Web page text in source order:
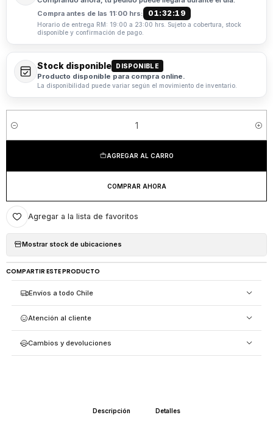
Compra antes de las 11:00 hrs:
01:32:19
Horario de entrega RM: 19:00 a 23:00 hrs. Sujeto a cobertura, stock
disponible y confirmación de pago.
Stock disponible DISPONIBLE
Producto disponible para compra online.
La disponibilidad puede variar según el movimiento de inventario.
Cantidad
AGREGAR AL CARRO
COMPRAR AHORA
Agregar a la lista de favoritos
Mostrar stock de ubicaciones
COMPARTIR ESTE PRODUCTO
Envíos a todo Chile
Atención al cliente
Cambios y devoluciones
Descripción Detalles